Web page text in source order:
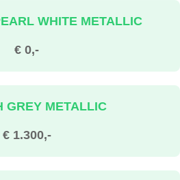
€ 0,-
WHITE METALLIC
€ 1.300,-
GREY METALLIC